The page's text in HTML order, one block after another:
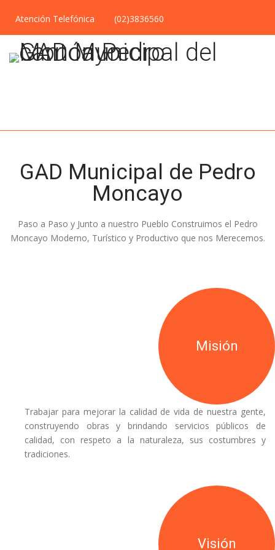
Atención Telefónica (02)3836560
GAD Municipal de Pedro
Moncayo
Paso a Paso y Junto a nuestro Pueblo Construimos el Pedro
Moncayo Moderno, Turístico y Productivo que nos Merecemos.
Misión
Trabajar para mejorar la calidad de vida de nuestra gente,
construyendo obras y brindando servicios públicos de
calidad, con respeto a la naturaleza, sus costumbres y
tradiciones.
Visión